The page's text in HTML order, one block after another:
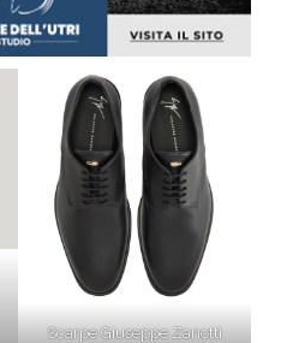
Scarpe Giuseppe Zanotti